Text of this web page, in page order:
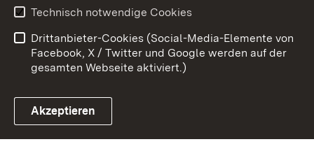
Link zum Landesportal
Barrierefreiheit
Impressum
Cookies
Technisch notwendige Cookies
Drittanbieter-Cookies (Social-Media-Elemente von
Facebook, X / Twitter und Google werden auf der
gesamten Webseite aktiviert.)
Akzeptieren